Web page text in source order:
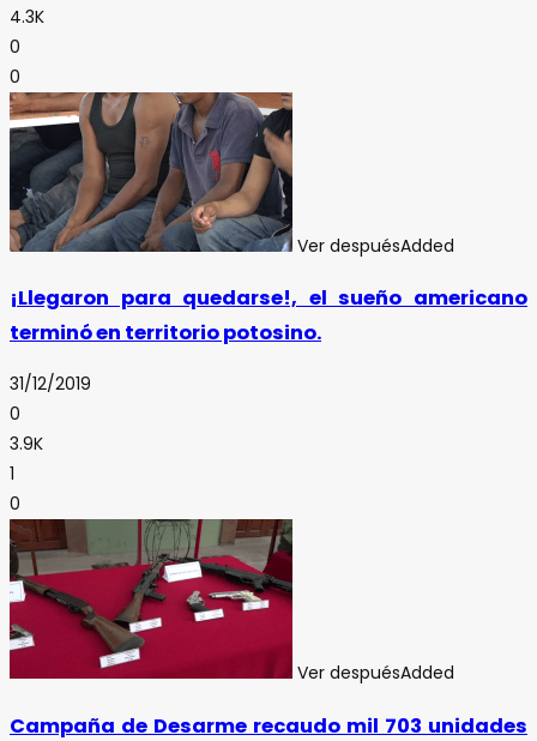
4.3K
0
0
Ver despuésAdded
¡Llegaron para quedarse!, el sueño americano
terminó en territorio potosino.
31/12/2019
0
3.9K
1
0
Ver despuésAdded
Campaña de Desarme recaudo mil 703 unidades